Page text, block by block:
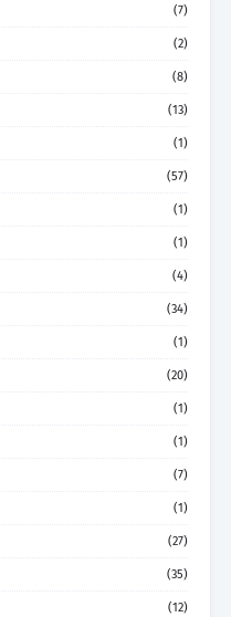
(7)
(2)
(8)
(13)
(1)
(57)
(1)
(1)
(4)
(34)
(1)
(20)
(1)
(1)
(7)
(1)
(27)
(35)
(12)